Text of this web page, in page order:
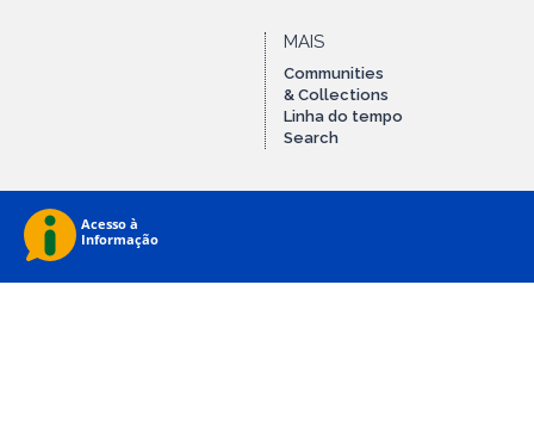
MAIS
Communities
& Collections
Linha do tempo
Search